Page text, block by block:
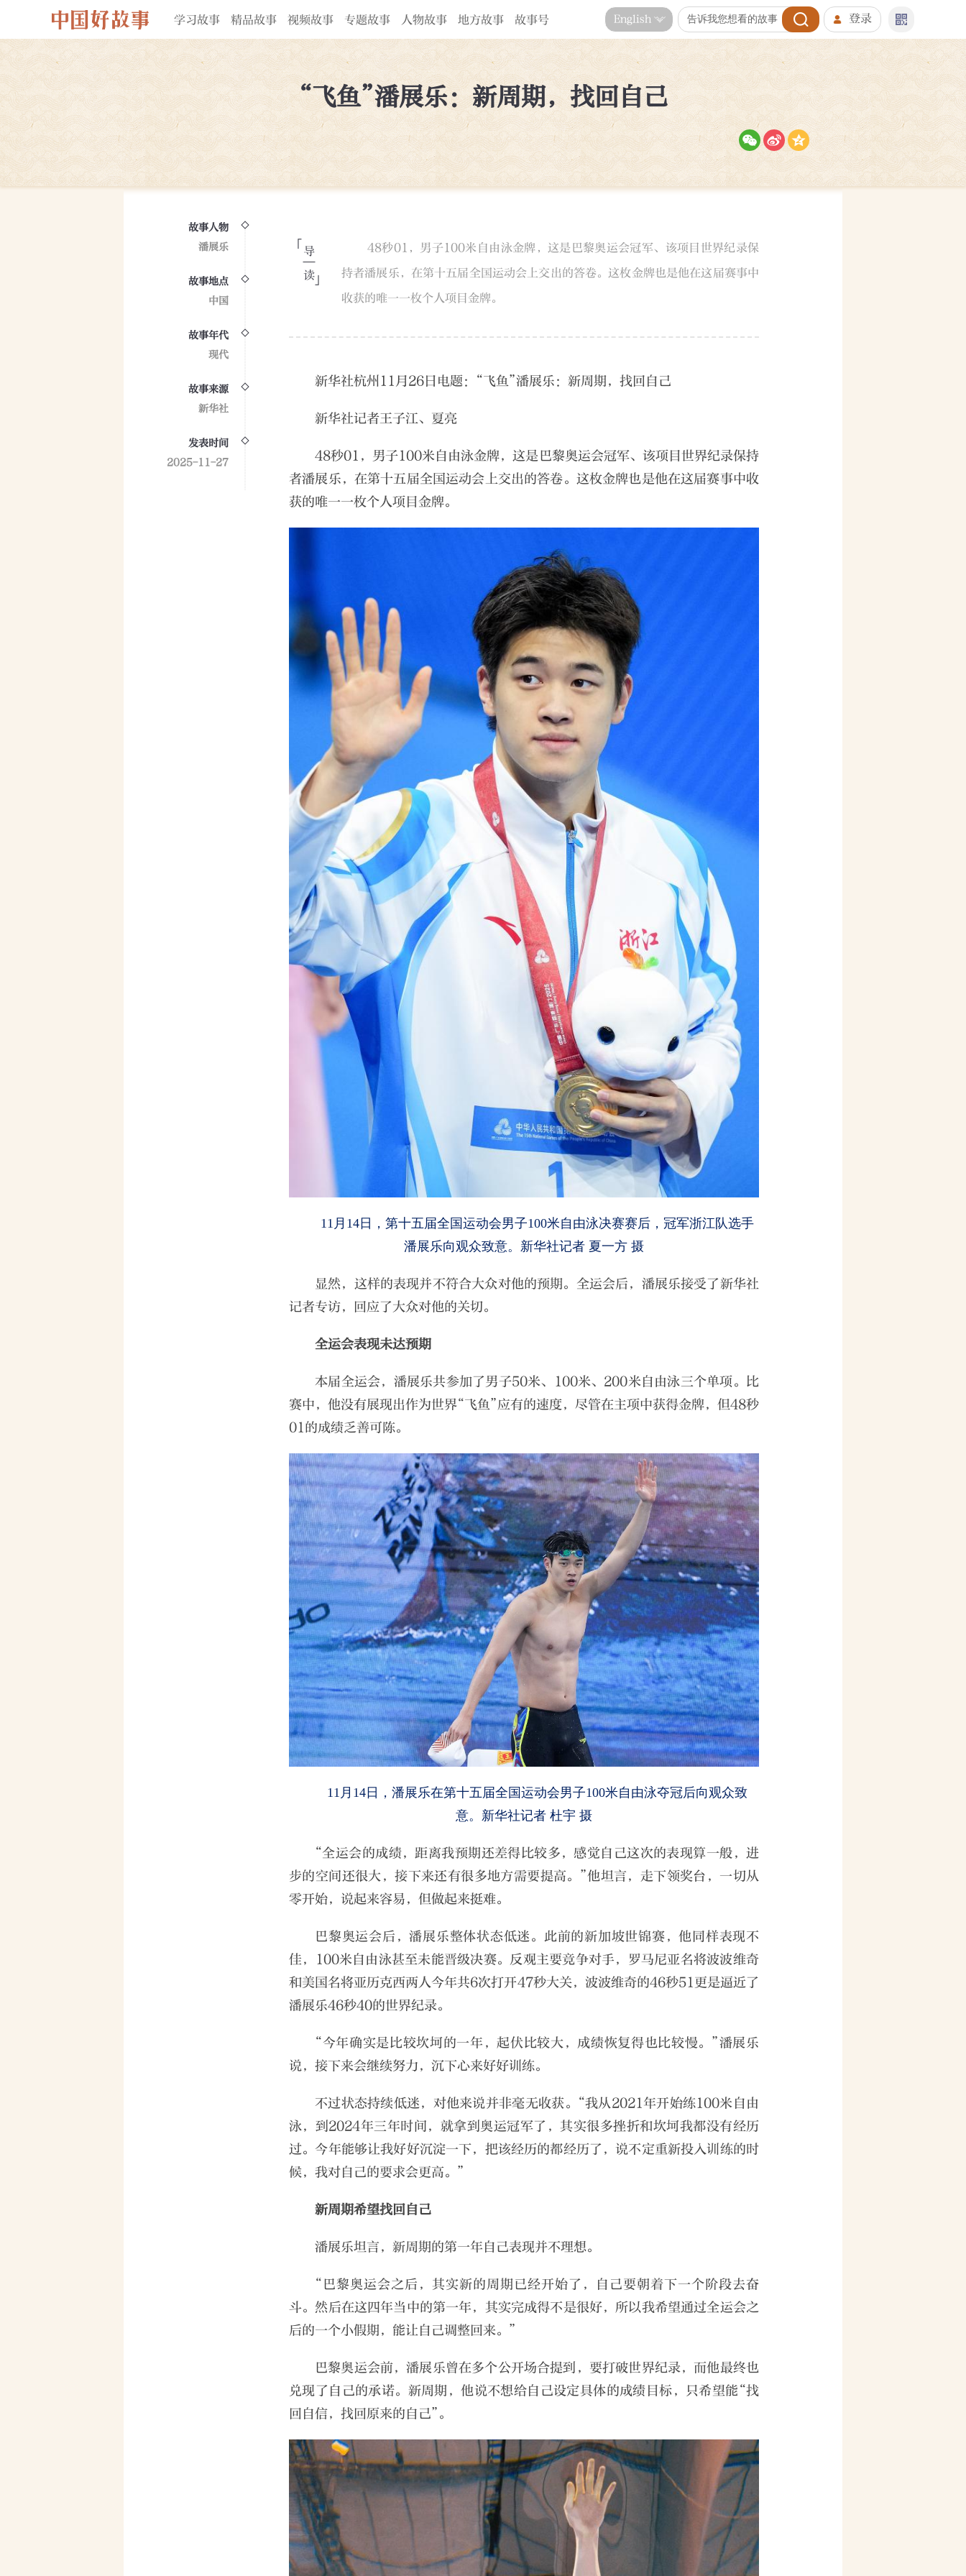
学习故事 精品故事 视频故事 专题故事 人物故事 地方故事 故事号 登录
English
“飞鱼”潘展乐：新周期，找回自己
故事人物
潘展乐
故事地点
中国
故事年代
现代
故事来源
新华社
发表时间
2025-11-27
48秒01，男子100米自由泳金牌，这是巴黎奥运会冠军、该项目世界纪录保
持者潘展乐，在第十五届全国运动会上交出的答卷。这枚金牌也是他在这届赛事中
收获的唯一一枚个人项目金牌。
新华社杭州11月26日电题：“飞鱼”潘展乐：新周期，找回自己
新华社记者王子江、夏亮
48秒01，男子100米自由泳金牌，这是巴黎奥运会冠军、该项目世界纪录保持
者潘展乐，在第十五届全国运动会上交出的答卷。这枚金牌也是他在这届赛事中收
获的唯一一枚个人项目金牌。
11月14日，第十五届全国运动会男子100米自由泳决赛赛后，冠军浙江队选手
潘展乐向观众致意。新华社记者 夏一方 摄
显然，这样的表现并不符合大众对他的预期。全运会后，潘展乐接受了新华社
记者专访，回应了大众对他的关切。
全运会表现未达预期
本届全运会，潘展乐共参加了男子50米、100米、200米自由泳三个单项。比
赛中，他没有展现出作为世界“飞鱼”应有的速度，尽管在主项中获得金牌，但48秒
01的成绩乏善可陈。
11月14日，潘展乐在第十五届全国运动会男子100米自由泳夺冠后向观众致
意。新华社记者 杜宇 摄
“全运会的成绩，距离我预期还差得比较多，感觉自己这次的表现算一般，进
步的空间还很大，接下来还有很多地方需要提高。”他坦言，走下领奖台，一切从
零开始，说起来容易，但做起来挺难。
巴黎奥运会后，潘展乐整体状态低迷。此前的新加坡世锦赛，他同样表现不
佳，100米自由泳甚至未能晋级决赛。反观主要竞争对手，罗马尼亚名将波波维奇
和美国名将亚历克西两人今年共6次打开47秒大关，波波维奇的46秒51更是逼近了
潘展乐46秒40的世界纪录。
“今年确实是比较坎坷的一年，起伏比较大，成绩恢复得也比较慢。”潘展乐
说，接下来会继续努力，沉下心来好好训练。
不过状态持续低迷，对他来说并非毫无收获。“我从2021年开始练100米自由
泳，到2024年三年时间，就拿到奥运冠军了，其实很多挫折和坎坷我都没有经历
过。今年能够让我好好沉淀一下，把该经历的都经历了，说不定重新投入训练的时
候，我对自己的要求会更高。”
新周期希望找回自己
潘展乐坦言，新周期的第一年自己表现并不理想。
“巴黎奥运会之后，其实新的周期已经开始了，自己要朝着下一个阶段去奋
斗。然后在这四年当中的第一年，其实完成得不是很好，所以我希望通过全运会之
后的一个小假期，能让自己调整回来。”
巴黎奥运会前，潘展乐曾在多个公开场合提到，要打破世界纪录，而他最终也
兑现了自己的承诺。新周期，他说不想给自己设定具体的成绩目标，只希望能“找
回自信，找回原来的自己”。